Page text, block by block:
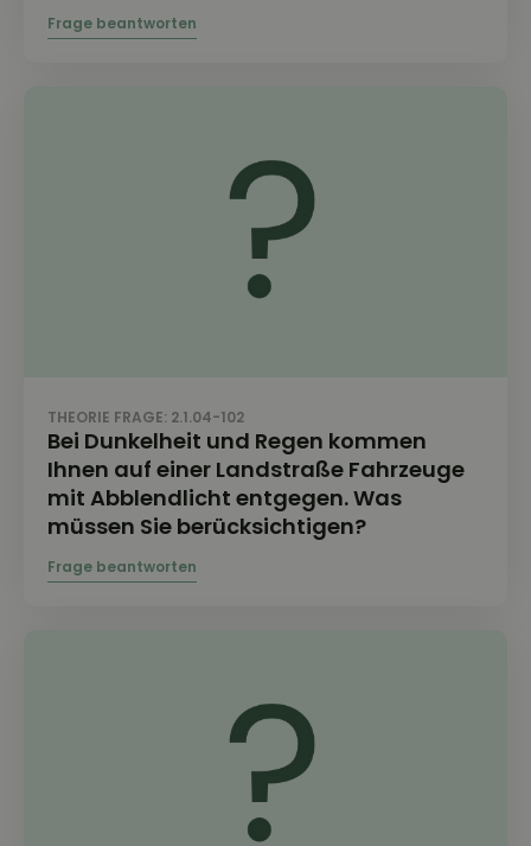
THEORIE FRAGE: 2.1.04-102
Bei Dunkelheit und Regen kommen
Ihnen auf einer Landstraße Fahrzeuge
mit Abblendlicht entgegen. Was
müssen Sie berücksichtigen?